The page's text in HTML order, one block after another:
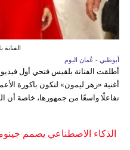
أبوظبي - عُمان اليوم
أطلقت الفنانة بلقيس فتحي أول فيديو
أغنية «زهر ليمون» لتكون باكورة
تفاعلًا واسعًا من جمهورها، خاصة أن
الذكاء الاصطناعي يصمم